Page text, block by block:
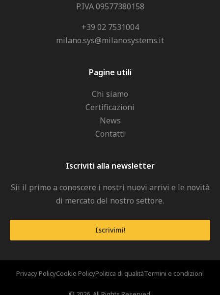
P.IVA 09577380158
+39 02 7531004
milano.sys@milanosystems.it
Pagine utili
Chi siamo
Certificazioni
News
Contatti
Iscriviti alla newsletter
Sii il primo a conoscere i nostri nuovi arrivi e le novità
di mercato del nostro settore.
Iscrivimi!
Privacy PolicyCookie PolicyPolitica di qualitàTermini e condizioni